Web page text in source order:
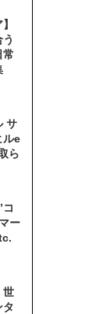
常
サ
ルe
ら
ー
世